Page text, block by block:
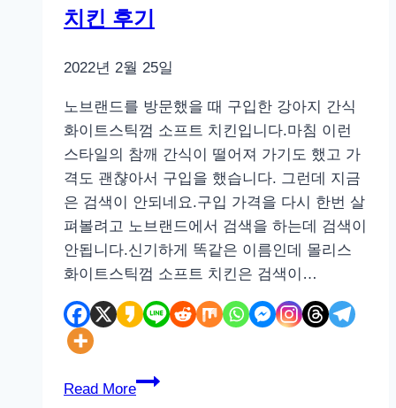
오
가
살
스
틱
후
기
치킨 후기
2022년 2월 25일
노브랜드를 방문했을 때 구입한 강아지 간식
화이트스틱껌 소프트 치킨입니다.마침 이런
스타일의 참깨 간식이 떨어져 가기도 했고 가
격도 괜챦아서 구입을 했습니다. 그런데 지금
은 검색이 안되네요.구입 가격을 다시 한번 살
펴볼려고 노브랜드에서 검색을 하는데 검색이
안됩니다.신기하게 똑같은 이름인데 몰리스
화이트스틱껌 소프트 치킨은 검색이…
Read More
노